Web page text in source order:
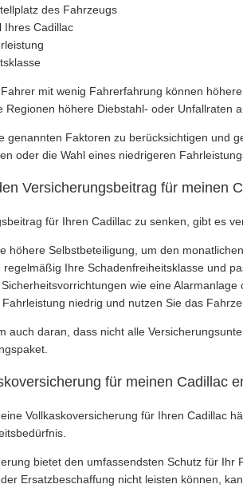
des Fahrzeugs
Ihres Cadillac
mit wenig Fahrerfahrung können
Regionen höhere Diebstahl- oder Unfallraten
genannten Faktoren zu berücksichtigen und
oder die Wahl eines niedrigeren
Versicherungsbeitrag für meinen
für Ihren Cadillac zu senken, gibt es
höhere Selbstbeteiligung, um den
regelmäßig Ihre Schadenfreiheitsklasse und
wie eine
niedrig und nutzen Sie das
auch daran, dass nicht alle
für meinen Cadillac
Vollkaskoversicherung für Ihren Cadillac
bietet den umfassendsten Schutz für
Ersatzbeschaffung nicht leisten können,